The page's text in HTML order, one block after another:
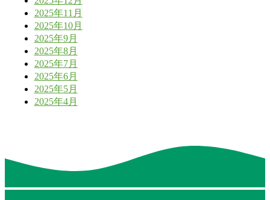
2025年11月
2025年10月
2025年9月
2025年8月
2025年7月
2025年6月
2025年5月
2025年4月